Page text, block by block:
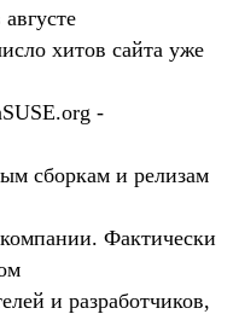
хитов сайта уже
-
сборкам и релизам
Фактически
и разработчиков,